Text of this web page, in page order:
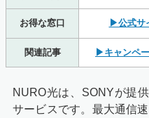
お得な窓口 ▶公式サ
関連記事 ▶キャンペ
NURO光は、SONYが提
サービスです。最大通信